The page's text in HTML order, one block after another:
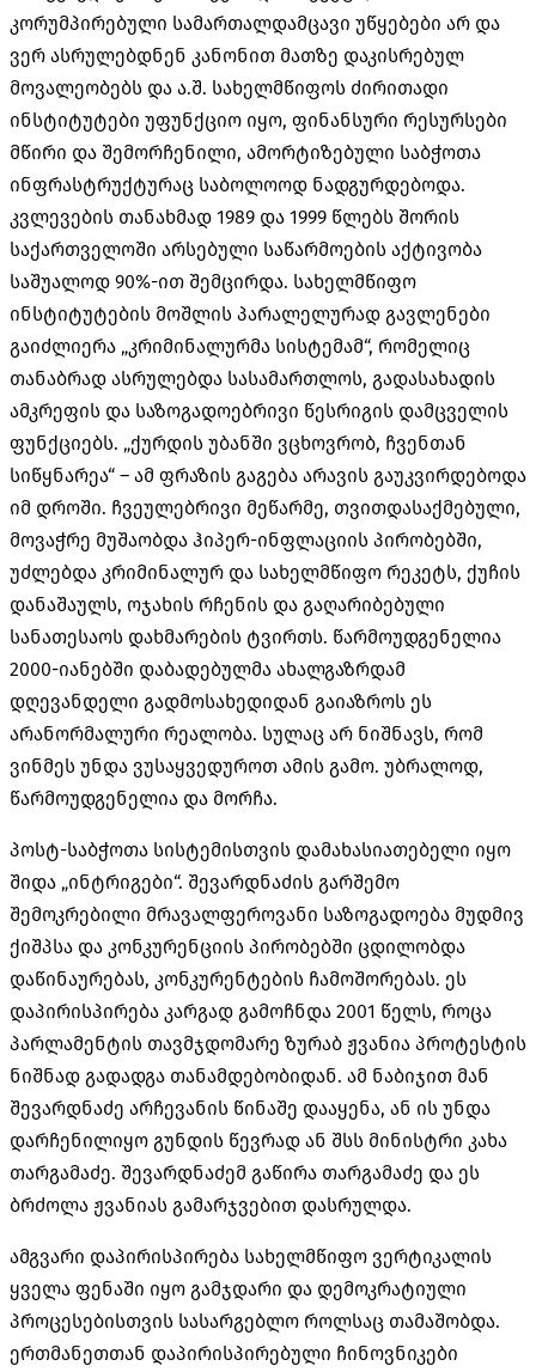
კორუმპირებული სამართალდამცავი უწყებები არ და
ვერ ასრულებდნენ კანონით მათზე დაკისრებულ
მოვალეობებს და ა.შ. სახელმწიფოს ძირითადი
ინსტიტუტები უფუნქციო იყო, ფინანსური რესურსები
მწირი და შემორჩენილი, ამორტიზებული საბჭოთა
ინფრასტრუქტურაც საბოლოოდ ნადგურდებოდა.
კვლევების თანახმად 1989 და 1999 წლებს შორის
საქართველოში არსებული საწარმოების აქტივობა
საშუალოდ 90%-ით შემცირდა. სახელმწიფო
ინსტიტუტების მოშლის პარალელურად გავლენები
გაიძლიერა „კრიმინალურმა სისტემამ“, რომელიც
თანაბრად ასრულებდა სასამართლოს, გადასახადის
ამკრეფის და საზოგადოებრივი წესრიგის დამცველის
ფუნქციებს. „ქურდის უბანში ვცხოვრობ, ჩვენთან
სიწყნარეა“ – ამ ფრაზის გაგება არავის გაუკვირდებოდა
იმ დროში. ჩვეულებრივი მეწარმე, თვითდასაქმებული,
მოვაჭრე მუშაობდა ჰიპერ-ინფლაციის პირობებში,
უძლებდა კრიმინალურ და სახელმწიფო რეკეტს, ქუჩის
დანაშაულს, ოჯახის რჩენის და გაღარიბებული
სანათესაოს დახმარების ტვირთს. წარმოუდგენელია
2000-იანებში დაბადებულმა ახალგაზრდამ
დღევანდელი გადმოსახედიდან გაიაზროს ეს
არანორმალური რეალობა. სულაც არ ნიშნავს, რომ
ვინმეს უნდა ვუსაყვედუროთ ამის გამო. უბრალოდ,
წარმოუდგენელია და მორჩა.
პოსტ-საბჭოთა სისტემისთვის დამახასიათებელი იყო
შიდა „ინტრიგები“. შევარდნაძის გარშემო
შემოკრებილი მრავალფეროვანი საზოგადოება მუდმივ
ქიშპსა და კონკურენციის პირობებში ცდილობდა
დაწინაურებას, კონკურენტების ჩამოშორებას. ეს
დაპირისპირება კარგად გამოჩნდა 2001 წელს, როცა
პარლამენტის თავმჯდომარე ზურაბ ჟვანია პროტესტის
ნიშნად გადადგა თანამდებობიდან. ამ ნაბიჯით მან
შევარდნაძე არჩევანის წინაშე დააყენა, ან ის უნდა
დარჩენილიყო გუნდის წევრად ან შსს მინისტრი კახა
თარგამაძე. შევარდნაძემ გაწირა თარგამაძე და ეს
ბრძოლა ჟვანიას გამარჯვებით დასრულდა.
ამგვარი დაპირისპირება სახელმწიფო ვერტიკალის
ყველა ფენაში იყო გამჯდარი და დემოკრატიული
პროცესებისთვის სასარგებლო როლსაც თამაშობდა.
ერთმანეთთან დაპირისპირებული ჩინოვნიკები